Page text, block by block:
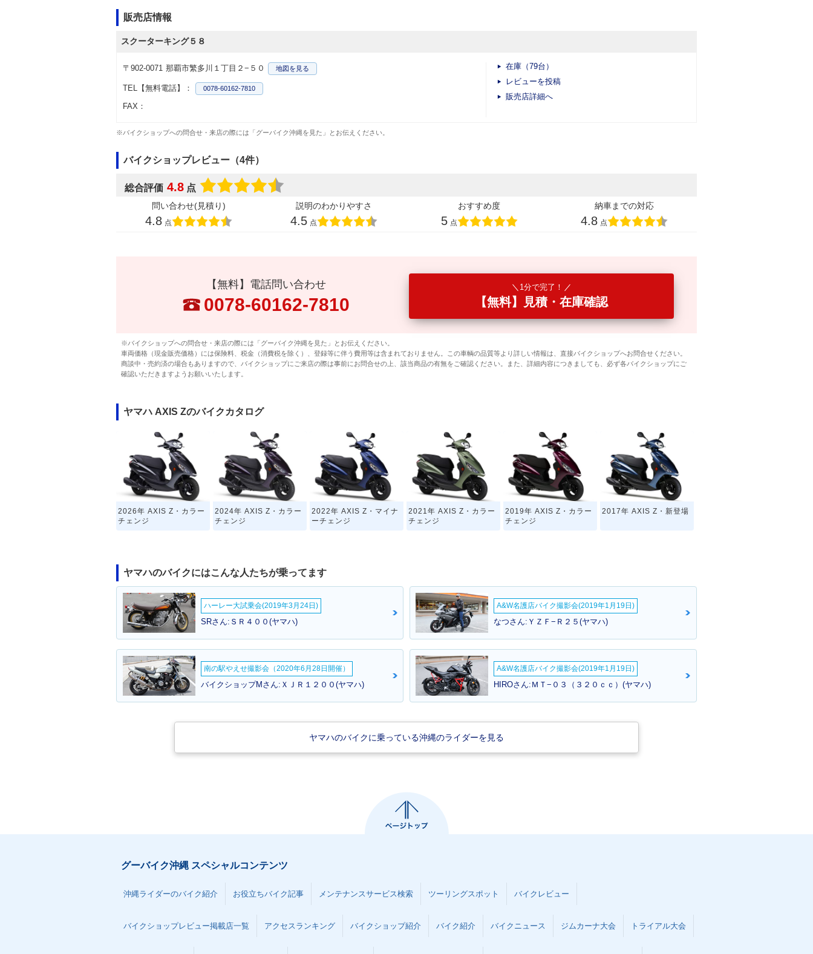
販売店情報
スクーターキング５８
〒902-0071 那覇市繁多川１丁目２−５０ 地図を見る
TEL【無料電話】： 0078-60162-7810
FAX：
在庫（79台）
レビューを投稿
販売店詳細へ
※バイクショップへの問合せ・来店の際には「グーバイク沖縄を見た」とお伝えください。
バイクショップレビュー（4件）
総合評価 4.8 点
問い合わせ(見積り)
4.8 点
説明のわかりやすさ
4.5 点
おすすめ度
5 点
納車までの対応
4.8 点
【無料】電話問い合わせ
0078-60162-7810
1分で完了！
【無料】見積・在庫確認
※バイクショップへの問合せ・来店の際には「グーバイク沖縄を見た」とお伝えください。
車両価格（現金販売価格）には保険料、税金（消費税を除く）、登録等に伴う費用等は含まれておりません。この車輌の品質等より詳しい情報は、直接バイクショップへお問合せください。
商談中・売約済の場合もありますので、バイクショップにご来店の際は事前にお問合せの上、該当商品の有無をご確認ください。また、詳細内容につきましても、必ず各バイクショップにご
確認いただきますようお願いいたします。
ヤマハ AXIS Zのバイクカタログ
2026年 AXIS Z・カラー
チェンジ
2024年 AXIS Z・カラー
チェンジ
2022年 AXIS Z・マイナ
ーチェンジ
2021年 AXIS Z・カラー
チェンジ
2019年 AXIS Z・カラー
チェンジ
2017年 AXIS Z・新登場
ヤマハのバイクにはこんな人たちが乗ってます
ハーレー大試乗会(2019年3月24日)
SRさん:ＳＲ４００(ヤマハ)
A&W名護店バイク撮影会(2019年1月19日)
なつさん:ＹＺＦ−Ｒ２５(ヤマハ)
南の駅やえせ撮影会（2020年6月28日開催）
バイクショップMさん:ＸＪＲ１２００(ヤマハ)
A&W名護店バイク撮影会(2019年1月19日)
HIROさん:ＭＴ−０３（３２０ｃｃ）(ヤマハ)
ヤマハのバイクに乗っている沖縄のライダーを見る
グーバイク沖縄 スペシャルコンテンツ
沖縄ライダーのバイク紹介 お役立ちバイク記事 メンテナンスサービス検索 ツーリングスポット バイクレビュー
バイクショップレビュー掲載店一覧 アクセスランキング バイクショップ紹介 バイク紹介 バイクニュース ジムカーナ大会 トライアル大会